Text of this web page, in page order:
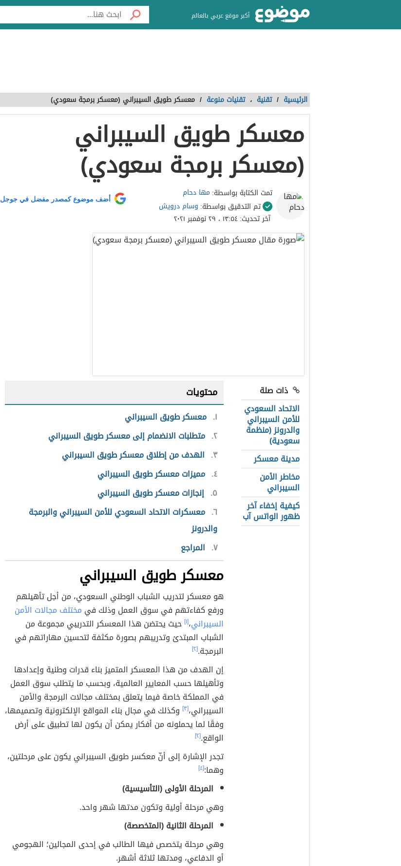
أكبر موقع عربي بالعالم
الرئيسية / تقنية ، تقنيات منوعة / معسكر طويق السيبراني (معسكر برمجة سعودي)
معسكر طويق السيبراني
(معسكر برمجة سعودي)
تمت الكتابة بواسطة: مها دحام
تم التدقيق بواسطة: وسام درويش
آخر تحديث:١٣:٥٤ ، ٢٩ نوفمبر ٢٠٢١
أضف موضوع كمصدر مفضل في جوجل
ذات صلة
الاتحاد السعودي
للأمن السيبراني
والدرونز (منظمة
سعودية)
مدينة معسكر
مخاطر الأمن
السيبراني
كيفية إخفاء آخر
ظهور الواتس آب
محتويات
١ معسكر طويق السيبراني
٢ متطلبات الانضمام إلى معسكر طويق السيبراني
٣ الهدف من إطلاق معسكر طويق السيبراني
٤ مميزات معسكر طويق السيبراني
٥ إنجازات معسكر طويق السيبراني
٦ معسكرات الاتحاد السعودي للأمن السيبراني والبرمجة
والدرونز
٧ المراجع
معسكر طويق السيبراني
هو معسكر لتدريب الشباب الوطني السعودي، من أجل تأهيلهم
ورفع كفاءتهم في سوق العمل وذلك في مختلف مجالات الأمن
السيبراني،[١] حيث يحتضن هذا المعسكر التدريبي مجموعة من
الشباب المبتدئ وتدريبهم بصورة مكثفة لتحسين مهاراتهم في
البرمجة.[٢]
إن الهدف من هذا المعسكر المتميز بناء قدرات وطنية وإعدادها
وتأهيلها حسب المعايير العالمية، وبحسب ما يتطلب سوق العمل
في المملكة خاصة فيما يتعلق بمختلف مجالات البرمجة والأمن
السيبراني،[٣]
وكذلك في مجال بناء المواقع الإلكترونية وتصميمها،
وفقًا لما يحملونه من أفكار يمكن أن يكون لها تطبيق على أرض
الواقع.[٢]
تجدر الإشارة إلى أنّ معكسر طويق السيبراني يكون على مرحلتين،
وهما:[٤]
المرحلة الأولى (التأسيسية)
وهي مرحلة أولية وتكون مدتها شهر واحد.
المرحلة الثانية (المتخصصة)
وهي مرحلة يتخصص فيها الطالب في إحدى المجالين؛ الهجومي
أو الدفاعي، ومدتها ثلاثة أشهر.